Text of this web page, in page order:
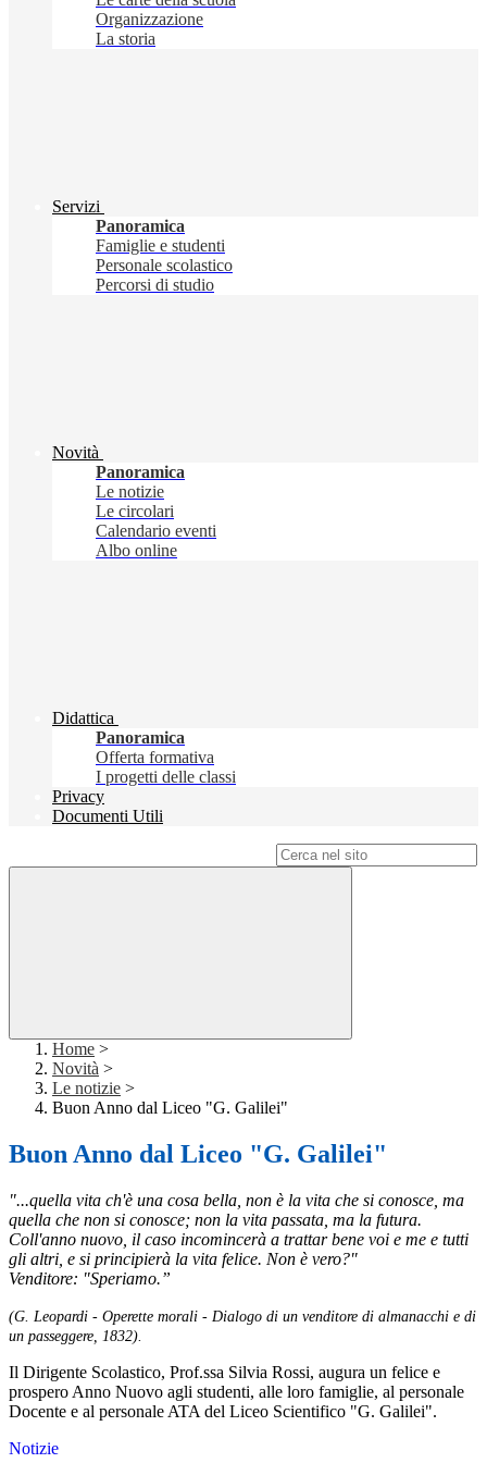
Organizzazione
La storia
Servizi
Panoramica
Famiglie e studenti
Personale scolastico
Percorsi di studio
Novità
Panoramica
Le notizie
Le circolari
Calendario eventi
Albo online
Didattica
Panoramica
Offerta formativa
I progetti delle classi
Privacy
Documenti Utili
Home >
Novità >
Le notizie >
Buon Anno dal Liceo "G. Galilei"
Buon Anno dal Liceo "G. Galilei"
"...quella vita ch'è una cosa bella, non è la vita che si conosce, ma
quella che non si conosce; non la vita passata, ma la futura.
Coll'anno nuovo, il caso incomincerà a trattar bene voi e me e tutti
gli altri, e si principierà la vita felice. Non è vero?"
Venditore: "Speriamo.”
(G. Leopardi - Operette morali - Dialogo di un venditore di almanacchi e di
un passeggere, 1832).
Il Dirigente Scolastico, Prof.ssa Silvia Rossi, augura un felice e
prospero Anno Nuovo agli studenti, alle loro famiglie, al personale
Docente e al personale ATA del Liceo Scientifico "G. Galilei".
Notizie